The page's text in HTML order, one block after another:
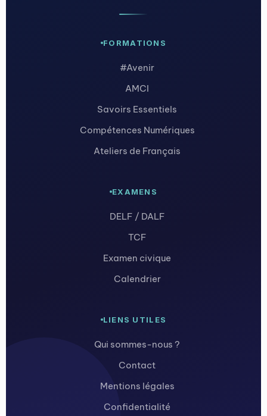
FORMATIONS
#Avenir
AMCI
Savoirs Essentiels
Compétences Numériques
Ateliers de Français
EXAMENS
DELF / DALF
TCF
Examen civique
Calendrier
LIENS UTILES
Qui sommes-nous ?
Contact
Mentions légales
Confidentialité